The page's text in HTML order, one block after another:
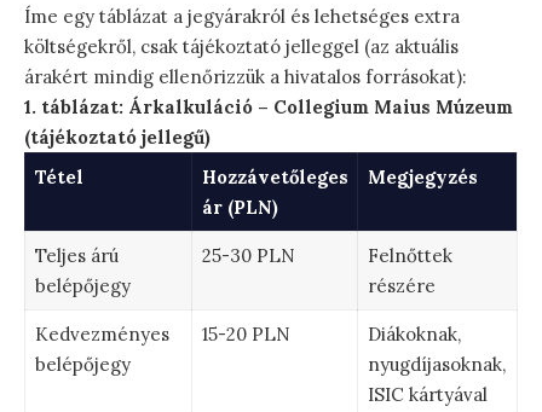
Íme egy táblázat a jegyárakról és lehetséges extra
költségekről, csak tájékoztató jelleggel (az aktuális
árakért mindig ellenőrizzük a hivatalos forrásokat):
1. táblázat: Árkalkuláció – Collegium Maius Múzeum
(tájékoztató jellegű)
Tétel
Hozzávetőleges
ár (PLN)
Megjegyzés
Teljes árú
belépőjegy
25-30 PLN
Felnőttek
részére
Kedvezményes
belépőjegy
15-20 PLN
Diákoknak,
nyugdíjasoknak,
ISIC kártyával